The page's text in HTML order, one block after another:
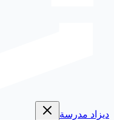
ديزاد مدرسة